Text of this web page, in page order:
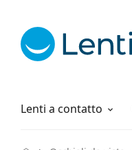
Lenti a contatto
Soluzioni
Tutto sugli acquisti